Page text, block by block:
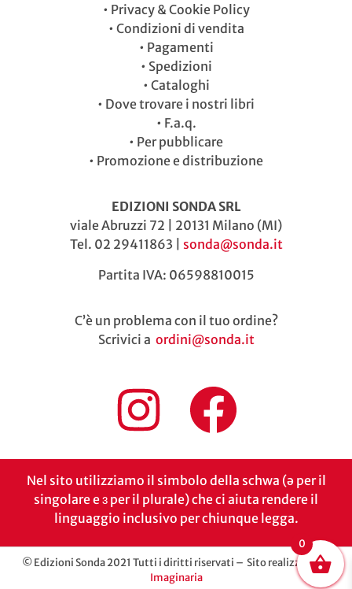
• Privacy & Cookie Policy
• Condizioni di vendita
• Pagamenti
• Spedizioni
• Cataloghi
• Dove trovare i nostri libri
• F.a.q.
• Per pubblicare
• Promozione e distribuzione
EDIZIONI SONDA SRL
viale Abruzzi 72 | 20131 Milano (MI)
Tel. 02 29411863 | sonda@sonda.it
Partita IVA: 06598810015
C’è un problema con il tuo ordine?
Scrivici a ordini@sonda.it
Nel sito utilizziamo il simbolo della schwa (ə per il
singolare e ɜ per il plurale) che ci aiuta rendere il
linguaggio inclusivo per chiunque legga.
© Edizioni Sonda 2021 Tutti i diritti riservati – Sito realizzato da
Imaginaria
0